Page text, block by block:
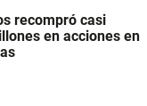
recompró casi
en acciones en